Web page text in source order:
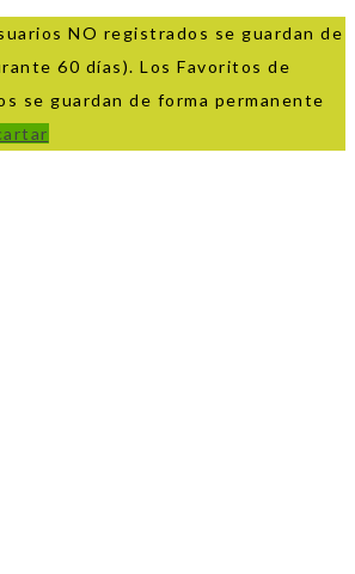
NO registrados se guardan de
60 días). Los Favoritos de
se guardan de forma permanente